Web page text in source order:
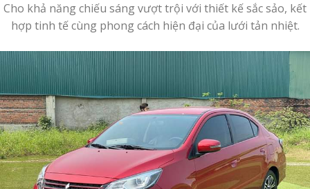
Cho khả năng chiếu sáng vượt trội với thiết kế sắc sảo, kết
hợp tinh tế cùng phong cách hiện đại của lưới tản nhiệt.